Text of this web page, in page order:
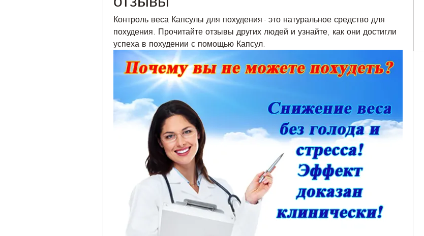
Контроль веса Капсулы для похудения - это натуральное средство для
похудения. Прочитайте отзывы других людей и узнайте, как они достигли
успеха в похудении с помощью Капсул.